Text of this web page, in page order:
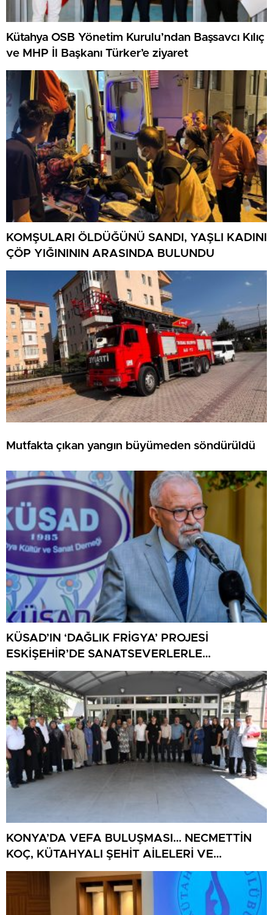
Kütahya OSB Yönetim Kurulu’ndan Başsavcı Kılıç
ve MHP İl Başkanı Türker’e ziyaret
KOMŞULARI ÖLDÜĞÜNÜ SANDI, YAŞLI KADINI
ÇÖP YIĞINININ ARASINDA BULUNDU
Mutfakta çıkan yangın büyümeden söndürüldü
KÜSAD’IN ‘DAĞLIK FRİGYA’ PROJESİ
ESKİŞEHİR’DE SANATSEVERLERLE
BULUŞUYOR
KONYA’DA VEFA BULUŞMASI… NECMETTİN
KOÇ, KÜTAHYALI ŞEHİT AİLELERİ VE
GAZİLERİ AĞIRLADI